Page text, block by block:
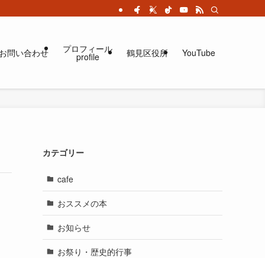
問い合わせ プロフィール
profile 鶴見区役所 YouTube
カテゴリー
cafe
おススメの本
お知らせ
お祭り・歴史的行事